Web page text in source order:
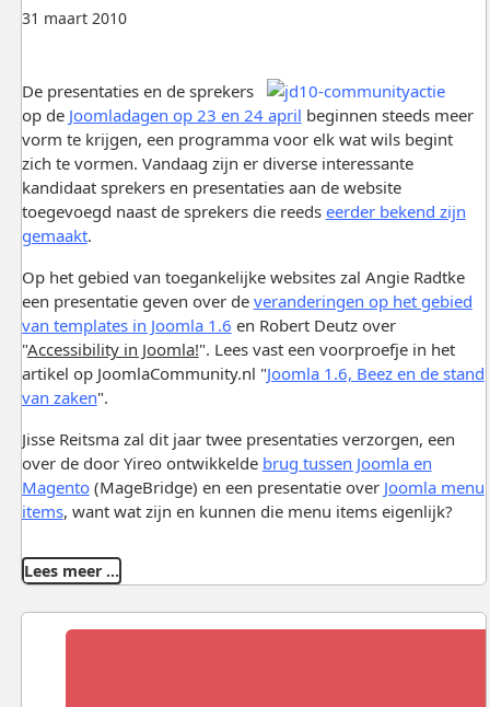
31 maart 2010
De presentaties en de sprekers
op de Joomladagen op 23 en 24 april beginnen steeds meer
vorm te krijgen, een programma voor elk wat wils begint
zich te vormen. Vandaag zijn er diverse interessante
kandidaat sprekers en presentaties aan de website
toegevoegd naast de sprekers die reeds eerder bekend zijn
gemaakt.
Op het gebied van toegankelijke websites zal Angie Radtke
een presentatie geven over de veranderingen op het gebied
van templates in Joomla 1.6 en Robert Deutz over
"Accessibility in Joomla!". Lees vast een voorproefje in het
artikel op JoomlaCommunity.nl "Joomla 1.6, Beez en de stand
van zaken".
Jisse Reitsma zal dit jaar twee presentaties verzorgen, een
over de door Yireo ontwikkelde brug tussen Joomla en
Magento(MageBridge) en een presentatie over Joomla menu
items, want wat zijn en kunnen die menu items eigenlijk?
Lees meer …